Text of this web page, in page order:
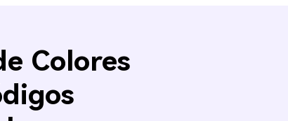
Colores